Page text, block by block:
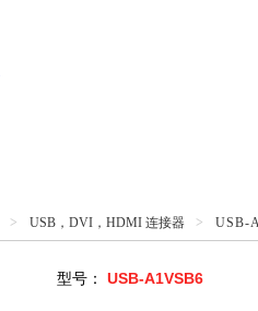
> USB，DVI，HDMI 连接器 > USB-
型号： USB-A1VSB6